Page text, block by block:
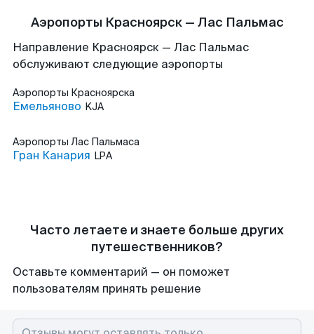
Аэропорты Красноярск — Лас Пальмас
Направление Красноярск — Лас Пальмас
обслуживают следующие аэропорты
Аэропорты Красноярска
Емельяново KJA
Аэропорты Лас Пальмаса
Гран Канария LPA
Часто летаете и знаете больше других
путешественников?
Оставьте комментарий — он поможет
пользователям принять решение